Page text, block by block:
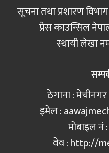
सूचना तथा प्रशारण विभाग
प्रेस काउन्सिल
स्थायी लेखा
ठेगाना :
इमेल :
मोबाइल नं‍
वेव : http://